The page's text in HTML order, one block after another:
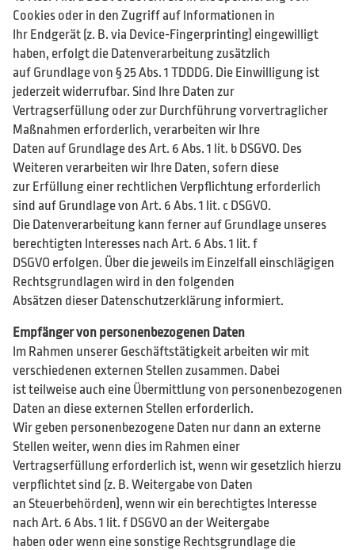
Cookies oder in den Zugriff auf Informationen in
Ihr Endgerät (z. B. via Device-Fingerprinting) eingewilligt
haben, erfolgt die Datenverarbeitung zusätzlich
auf Grundlage von § 25 Abs. 1 TDDDG. Die Einwilligung ist
jederzeit widerrufbar. Sind Ihre Daten zur
Vertragserfüllung oder zur Durchführung vorvertraglicher
Maßnahmen erforderlich, verarbeiten wir Ihre
Daten auf Grundlage des Art. 6 Abs. 1 lit. b DSGVO. Des
Weiteren verarbeiten wir Ihre Daten, sofern diese
zur Erfüllung einer rechtlichen Verpflichtung erforderlich
sind auf Grundlage von Art. 6 Abs. 1 lit. c DSGVO.
Die Datenverarbeitung kann ferner auf Grundlage unseres
berechtigten Interesses nach Art. 6 Abs. 1 lit. f
DSGVO erfolgen. Über die jeweils im Einzelfall einschlägigen
Rechtsgrundlagen wird in den folgenden
Absätzen dieser Datenschutzerklärung informiert.
Empfänger von personenbezogenen Daten
Im Rahmen unserer Geschäftstätigkeit arbeiten wir mit
verschiedenen externen Stellen zusammen. Dabei
ist teilweise auch eine Übermittlung von personenbezogenen
Daten an diese externen Stellen erforderlich.
Wir geben personenbezogene Daten nur dann an externe
Stellen weiter, wenn dies im Rahmen einer
Vertragserfüllung erforderlich ist, wenn wir gesetzlich hierzu
verpflichtet sind (z. B. Weitergabe von Daten
an Steuerbehörden), wenn wir ein berechtigtes Interesse
nach Art. 6 Abs. 1 lit. f DSGVO an der Weitergabe
haben oder wenn eine sonstige Rechtsgrundlage die